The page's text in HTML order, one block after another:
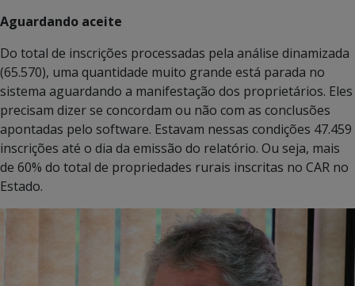
Aguardando aceite
Do total de inscrições processadas pela análise dinamizada
(65.570), uma quantidade muito grande está parada no
sistema aguardando a manifestação dos proprietários. Eles
precisam dizer se concordam ou não com as conclusões
apontadas pelo software. Estavam nessas condições 47.459
inscrições até o dia da emissão do relatório. Ou seja, mais
de 60% do total de propriedades rurais inscritas no CAR no
Estado.